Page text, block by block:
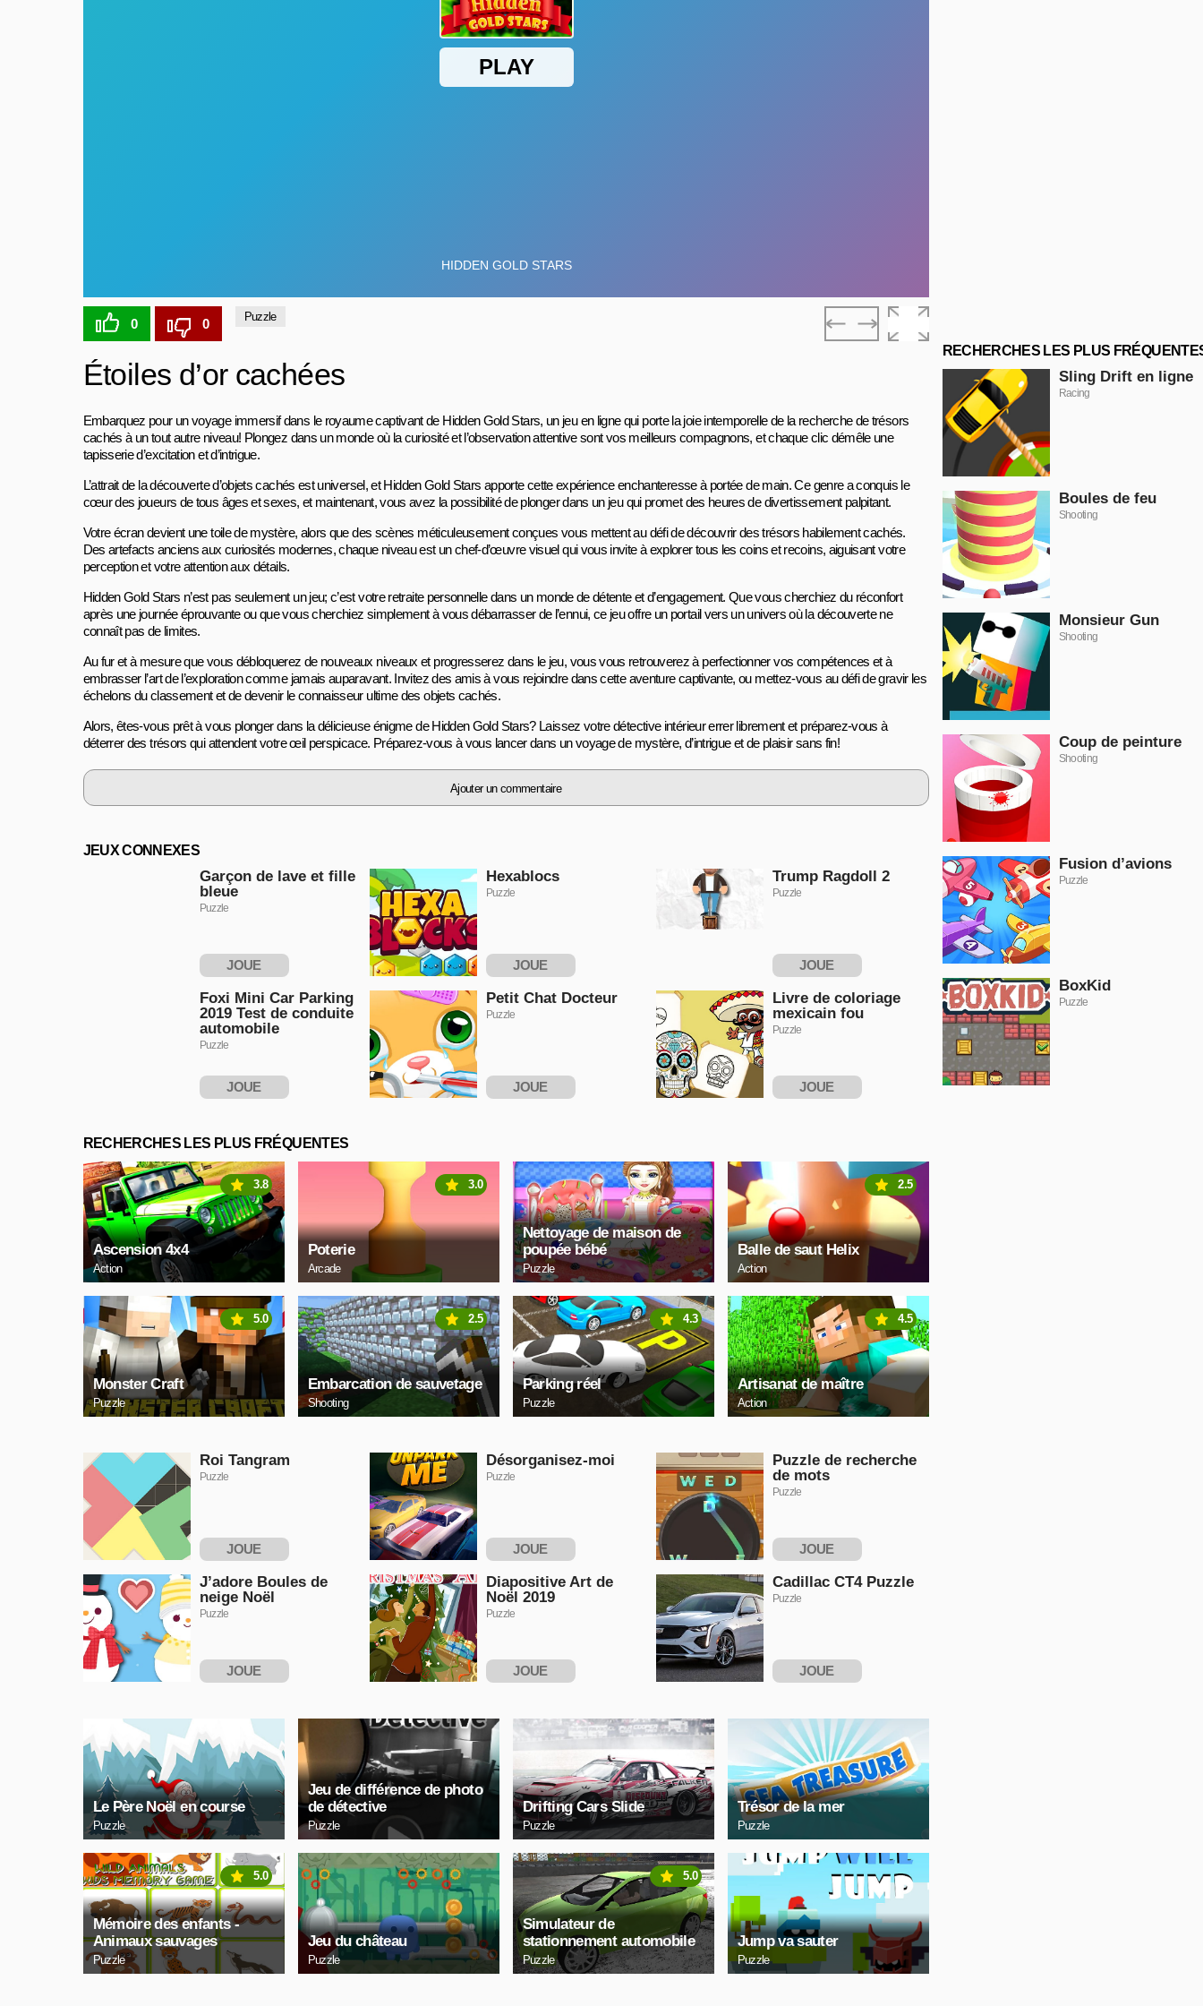
0 0 Puzzle
Étoiles d’or cachées
Embarquez pour un voyage immersif dans le royaume captivant de Hidden Gold Stars, un jeu en ligne qui porte la joie intemporelle de la recherche de trésors
cachés à un tout autre niveau! Plongez dans un monde où la curiosité et l’observation attentive sont vos meilleurs compagnons, et chaque clic démêle une
tapisserie d’excitation et d’intrigue.
L’attrait de la découverte d’objets cachés est universel, et Hidden Gold Stars apporte cette expérience enchanteresse à portée de main. Ce genre a conquis le
cœur des joueurs de tous âges et sexes, et maintenant, vous avez la possibilité de plonger dans un jeu qui promet des heures de divertissement palpitant.
Votre écran devient une toile de mystère, alors que des scènes méticuleusement conçues vous mettent au défi de découvrir des trésors habilement cachés.
Des artefacts anciens aux curiosités modernes, chaque niveau est un chef-d’œuvre visuel qui vous invite à explorer tous les coins et recoins, aiguisant votre
perception et votre attention aux détails.
Hidden Gold Stars n’est pas seulement un jeu; c’est votre retraite personnelle dans un monde de détente et d’engagement. Que vous cherchiez du réconfort
après une journée éprouvante ou que vous cherchiez simplement à vous débarrasser de l’ennui, ce jeu offre un portail vers un univers où la découverte ne
connaît pas de limites.
Au fur et à mesure que vous débloquerez de nouveaux niveaux et progresserez dans le jeu, vous vous retrouverez à perfectionner vos compétences et à
embrasser l’art de l’exploration comme jamais auparavant. Invitez des amis à vous rejoindre dans cette aventure captivante, ou mettez-vous au défi de gravir les
échelons du classement et de devenir le connaisseur ultime des objets cachés.
Alors, êtes-vous prêt à vous plonger dans la délicieuse énigme de Hidden Gold Stars? Laissez votre détective intérieur errer librement et préparez-vous à
déterrer des trésors qui attendent votre œil perspicace. Préparez-vous à vous lancer dans un voyage de mystère, d’intrigue et de plaisir sans fin!
Ajouter un commentaire
JEUX CONNEXES
Garçon de lave et fille
bleue
Puzzle
JOUE
Hexablocs
Puzzle
JOUE
Trump Ragdoll 2
Puzzle
JOUE
Foxi Mini Car Parking
2019 Test de conduite
automobile
Puzzle
JOUE
Petit Chat Docteur
Puzzle
JOUE
Livre de coloriage
mexicain fou
Puzzle
JOUE
RECHERCHES LES PLUS FRÉQUENTES
Ascension 4x4
Action
3.8
Poterie
Arcade
3.0
Nettoyage de maison de
poupée bébé
Puzzle
Balle de saut Helix
Action
2.5
Monster Craft
Puzzle
5.0
Embarcation de sauvetage
Shooting
2.5
Parking réel
Puzzle
4.3
Artisanat de maître
Action
4.5
Roi Tangram
Puzzle
JOUE
Désorganisez-moi
Puzzle
JOUE
Puzzle de recherche
de mots
Puzzle
JOUE
J’adore Boules de
neige Noël
Puzzle
JOUE
Diapositive Art de
Noël 2019
Puzzle
JOUE
Cadillac CT4 Puzzle
Puzzle
JOUE
Le Père Noël en course
Puzzle
Jeu de différence de photo
de détective
Puzzle
Drifting Cars Slide
Puzzle
Trésor de la mer
Puzzle
Mémoire des enfants -
Animaux sauvages
Puzzle
5.0
Jeu du château
Puzzle
Simulateur de
stationnement automobile
Puzzle
5.0
Jump va sauter
Puzzle
RECHERCHES LES PLUS
Sling Drift en ligne
Racing
Boules de feu
Shooting
Monsieur Gun
Shooting
Coup de peinture
Shooting
Fusion d’avions
Puzzle
BoxKid
Puzzle